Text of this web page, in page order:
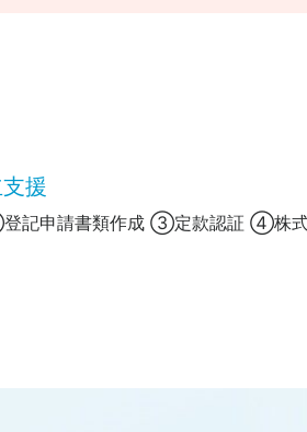
援
記申請書類作成 ③定款認証 ④株